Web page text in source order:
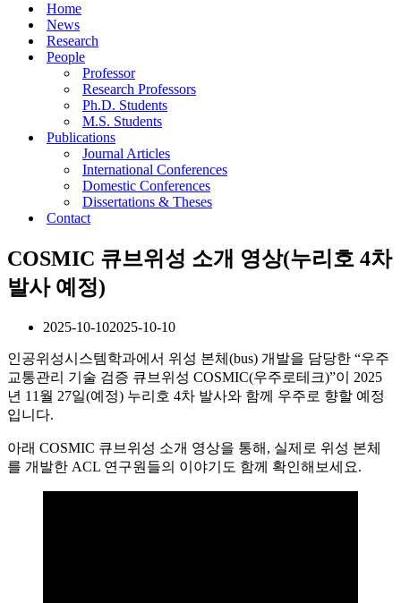
Home
News
Research
People
Professor
Research Professors
Ph.D. Students
M.S. Students
Publications
Journal Articles
International Conferences
Domestic Conferences
Dissertations & Theses
Contact
COSMIC 큐브위성 소개 영상(누리호 4차
발사 예정)
2025-10-102025-10-10
인공위성시스템학과에서 위성 본체(bus) 개발을 담당한 “우주
교통관리 기술 검증 큐브위성 COSMIC(우주로테크)”이 2025
년 11월 27일(예정) 누리호 4차 발사와 함께 우주로 향할 예정
입니다.
아래 COSMIC 큐브위성 소개 영상을 통해, 실제로 위성 본체
를 개발한 ACL 연구원들의 이야기도 함께 확인해보세요.